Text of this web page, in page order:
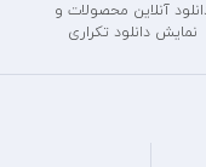
آنلاین محصولات و
نمایش دانلود تکراری